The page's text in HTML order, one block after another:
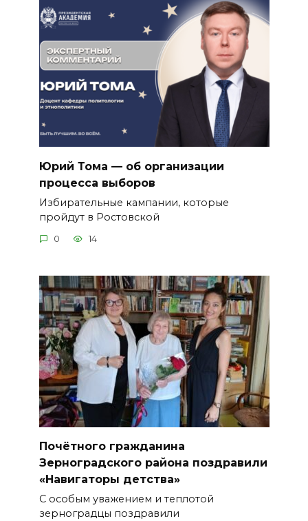
Юрий Тома — об организации
процесса выборов
Избирательные кампании, которые
пройдут в Ростовской
0 14
Почётного гражданина
Зерноградского района поздравили
«Навигаторы детства»
С особым уважением и теплотой
зерноградцы поздравили